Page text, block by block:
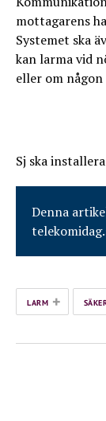
mottagarens
Systemet ska
kan larma vid
eller om
Sj ska
Denna
LARM +